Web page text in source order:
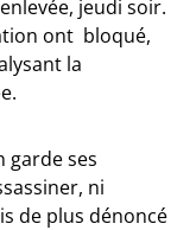
jeudi soir.
ont bloqué,
la
garde ses
ni
de plus dénoncé